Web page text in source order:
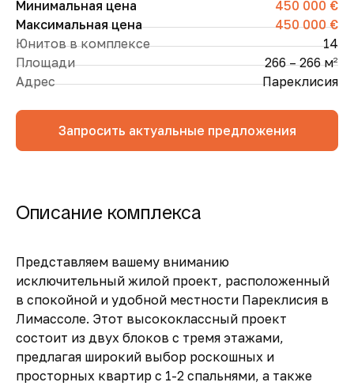
Минимальная цена
450 000 €
Максимальная цена
450 000 €
Юнитов в комплексе
14
Площади
266 – 266 м2
Адрес Пареклисия
Запросить актуальные предложения
Описание комплекса
Представляем вашему вниманию
исключительный жилой проект, расположенный
в спокойной и удобной местности Пареклисия в
Лимассоле. Этот высококлассный проект
состоит из двух блоков с тремя этажами,
предлагая широкий выбор роскошных и
просторных квартир с 1-2 спальнями, а также